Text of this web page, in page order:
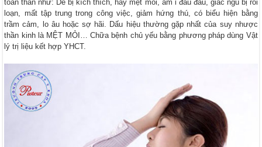
toàn thân như: Dễ bị kích thích, hay mệt mỏi, âm ỉ đau đầu, giấc ngủ bị rối
loạn, mất tập trung trong công việc, giảm hứng thú, có biểu hiện bằng
trầm cảm, lo âu hoặc sợ hãi. Dấu hiệu thường gặp nhất của suy nhược
thần kinh là MỆT MỎI… Chữa bệnh chủ yếu bằng phương pháp dùng Vật
lý trị liệu kết hợp YHCT.